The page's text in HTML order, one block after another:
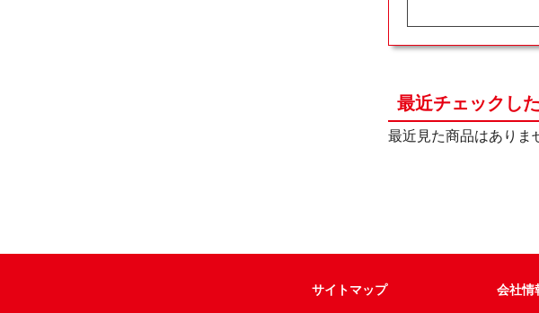
最近チェックし
最近見た商品はありま
サイトマップ 会社情